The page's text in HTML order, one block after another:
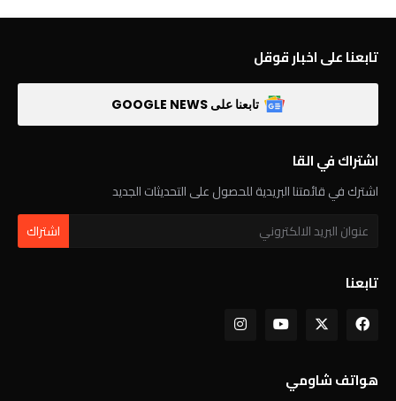
تابعنا على اخبار قوقل
تابعنا على GOOGLE NEWS
اشتراك في القا
اشترك في قائمتنا البريدية للحصول على التحديثات الجديد
تابعنا
هواتف شاومي